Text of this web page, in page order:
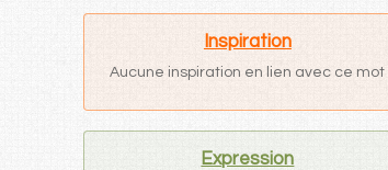
Inspiration
Aucune inspiration en lien avec ce mot
Expression